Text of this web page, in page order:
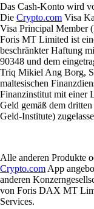
Das Cash-Konto wird
Die Crypto.com Visa
Visa Principal Member
Foris MT Limited ist
beschränkter Haftung
90348 und dem
Triq Mikiel Ang Borg,
maltesischen
Finanzinstitut mit einer
Geld gemäß dem
Geld-Institute)
Alle anderen Produkte
Crypto.com App
anderen
von Foris DAX MT
Services.